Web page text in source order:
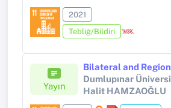
2021
Tebliğ/Bildiri
Yayın
Halit HAMZAOĞLU